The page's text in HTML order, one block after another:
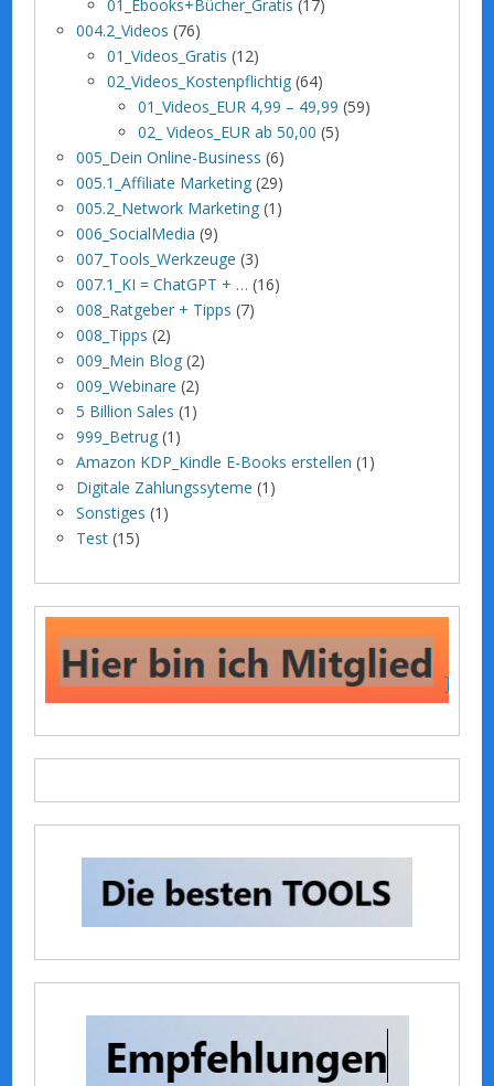
01_Ebooks+Bücher_Gratis (17)
004.2_Videos (76)
01_Videos_Gratis (12)
02_Videos_Kostenpflichtig (64)
01_Videos_EUR 4,99 – 49,99 (59)
02_ Videos_EUR ab 50,00 (5)
005_Dein Online-Business (6)
005.1_Affiliate Marketing (29)
005.2_Network Marketing (1)
006_SocialMedia (9)
007_Tools_Werkzeuge (3)
007.1_KI = ChatGPT + … (16)
008_Ratgeber + Tipps (7)
008_Tipps (2)
009_Mein Blog (2)
009_Webinare (2)
5 Billion Sales (1)
999_Betrug (1)
Amazon KDP_Kindle E-Books erstellen (1)
Digitale Zahlungssyteme (1)
Sonstiges (1)
Test (15)